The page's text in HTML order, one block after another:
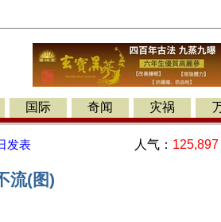
国际 奇闻 灾祸
发表 人气： 125,897
流(图)